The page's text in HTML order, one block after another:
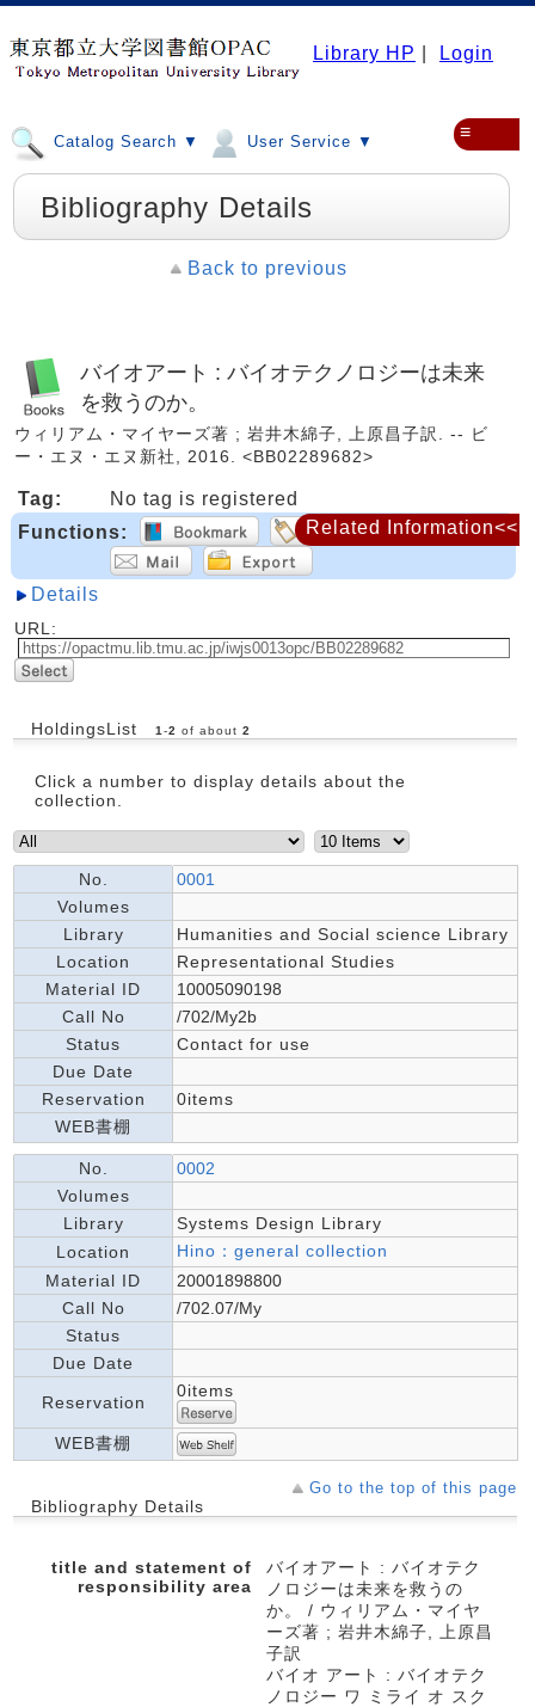
Library HP Login
Catalog Search ▼ User Service ▼ ≡
Bibliography Details
Back to previous
バイオアート : バイオテクノロジーは未来
を救うのか。
ウィリアム・マイヤーズ著 ; 岩井木綿子, 上原昌子訳. -- ビ
ー・エヌ・エヌ新社, 2016. <BB02289682>
Tag:
No tag is registered
Functions:
Details
URL:
HoldingsList 1 -2 of about 2
Click a number to display details about the
collection.
No.
0001
Volumes
Library
Humanities and Social science Library
Location
Representational Studies
Material ID
10005090198
Call No
/702/My2b
Status
Contact for use
Due Date
Reservation
0items
WEB書棚
No.
0002
Volumes
Library
Systems Design Library
Location
Hino：general collection
Material ID
20001898800
Call No
/702.07/My
Status
Due Date
Reservation
0items
WEB書棚
Go to the top of this page
Bibliography Details
title and statement of
responsibility area
バイオアート : バイオテク
ノロジーは未来を救うの
か。 / ウィリアム・マイヤ
ーズ著 ; 岩井木綿子, 上原昌
子訳
バイオ アート : バイオテク
ノロジー ワ ミライ オ スク
Related Information<<